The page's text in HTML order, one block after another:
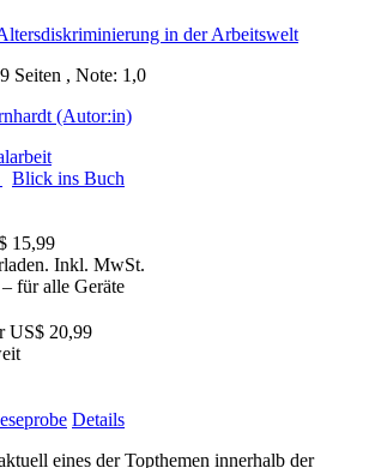
Seiten , Note: 1,0
(Autor:in)
Blick ins Buch
15,99
Inkl. MwSt.
für alle Geräte
US$ 20,99
Details
eines der Topthemen innerhalb der